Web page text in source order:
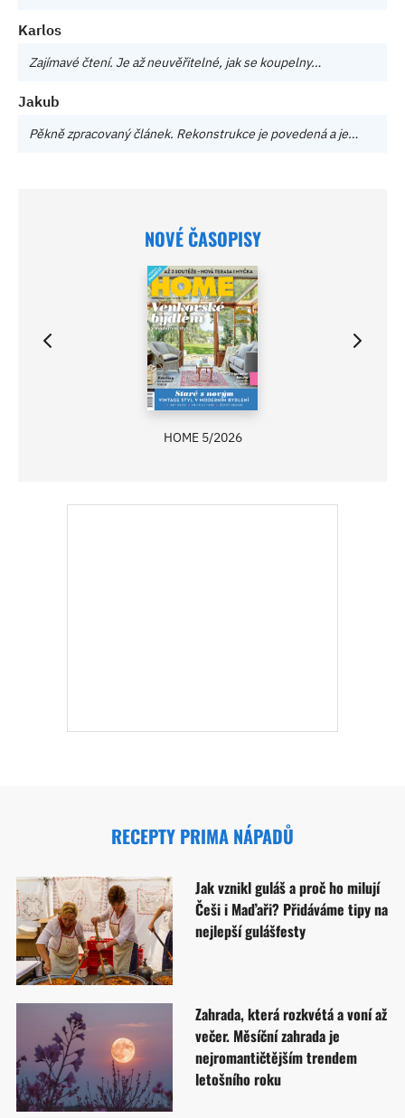
Karlos
Zajímavé čtení. Je až neuvěřitelné, jak se koupelny…
Jakub
Pěkně zpracovaný článek. Rekonstrukce je povedená a je…
NOVÉ ČASOPISY
HOME 5/2026
RECEPTY PRIMA NÁPADŮ
Jak vznikl guláš a proč ho milují
Češi i Maďaři? Přidáváme tipy na
nejlepší gulášfesty
Zahrada, která rozkvétá a voní až
večer. Měsíční zahrada je
nejromantičtějším trendem
letošního roku